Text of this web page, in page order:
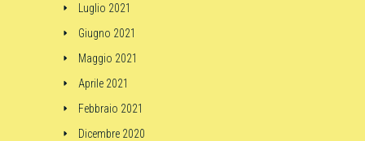
Luglio 2021
Giugno 2021
Maggio 2021
Aprile 2021
Febbraio 2021
Dicembre 2020